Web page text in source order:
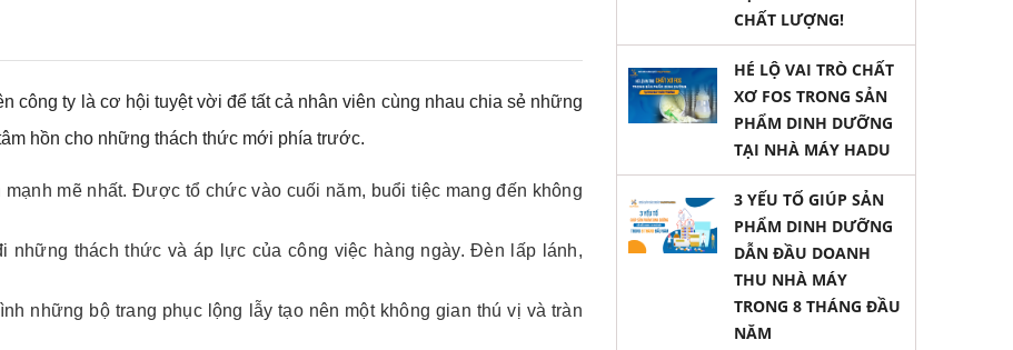
công ty là cơ hội tuyệt vời để tất cả nhân viên cùng nhau chia sẻ những
hồn cho những thách thức mới phía trước.
mẽ nhất. Được tổ chức vào cuối năm, buổi tiệc mang đến không
những thách thức và áp lực của công việc hàng ngày. Đèn lấp lánh,
những bộ trang phục lộng lẫy tạo nên một không gian thú vị và tràn
CHẤT LƯỢNG!
HÉ LỘ VAI TRÒ CHẤT
XƠ FOS TRONG SẢN
PHẨM DINH DƯỠNG
TẠI NHÀ MÁY HADU
3 YẾU TỐ GIÚP SẢN
PHẨM DINH DƯỠNG
DẪN ĐẦU DOANH
THU NHÀ MÁY
TRONG 8 THÁNG ĐẦU
NĂM